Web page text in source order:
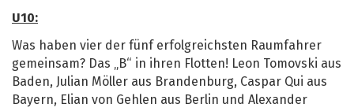
U10:
Was haben vier der fünf erfolgreichsten Raumfahrer
gemeinsam? Das „B“ in ihren Flotten! Leon Tomovski aus
Baden, Julian Möller aus Brandenburg, Caspar Qui aus
Bayern, Elian von Gehlen aus Berlin und Alexander